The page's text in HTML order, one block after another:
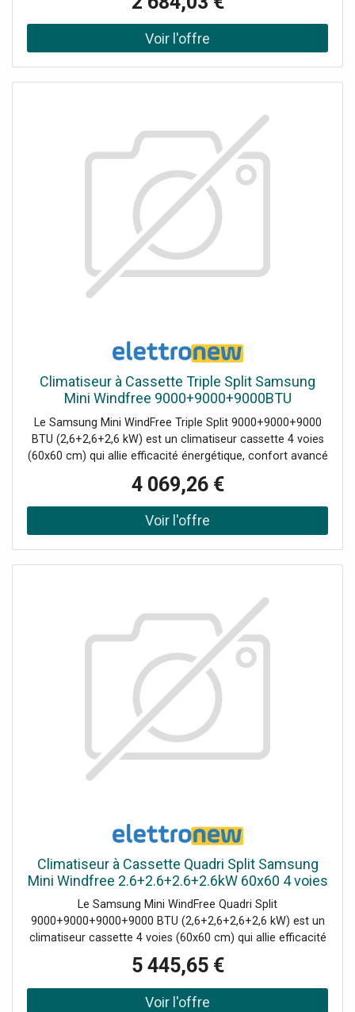
élimine les jets d'air directs gênants, diffusant la fraîcheur
à travers 9000 micro-trous. Idéal pour les bureaux, les
magasins, les hôtels et les habitations, il assure une
climatisation homogène et silencieuse avec une
Panneaux de dimensions réduites 60x60cm PC4SUFMAN
Les commandes compatibles à acheter séparément sont
les suivantes : Commande filaire simplifiée MWR-SH11N
Commande filaire MWR-WG00KN Kit Wi-fi Nasa MIM-
H04EN pour télécommande
Climatiseur à Cassette Triple Split Samsung
Mini Windfree 9000+9000+9000BTU
2,6+2,6+2,6kW 60x60 4 voies
Le Samsung Mini WindFree Triple Split 9000+9000+9000
BTU (2,6+2,6+2,6 kW) est un climatiseur cassette 4 voies
(60x60 cm) qui allie efficacité énergétique, confort avancé
élimine les jets d'air directs gênants, diffusant la fraîcheur
à travers 9000 micro-trous. Idéal pour les bureaux, les
magasins, les hôtels et les habitations, il assure une
climatisation homogène et silencieuse avec une
Panneaux de dimensions réduites 60x60cm PC4SUFMAN
Les commandes compatibles à acheter séparément sont
les suivantes : Commande filaire simplifiée MWR-SH11N
Commande filaire MWR-WG00KN Kit Wi-fi Nasa MIM-
H04EN pour télécommande
4 069,26 €
Climatiseur à Cassette Quadri Split Samsung
Mini Windfree 2.6+2.6+2.6+2.6kW 60x60 4 voies
Le Samsung Mini WindFree Quadri Split
9000+9000+9000+9000 BTU (2,6+2,6+2,6+2,6 kW) est un
climatiseur cassette 4 voies (60x60 cm) qui allie efficacité
énergétique, confort avancé et design compact. Grâce à
la technologie WindFree™, il élimine les jets d'air directs
gênants, diffusant la fraîcheur à travers 9000 micro-trous.
Idéal pour les bureaux, les magasins, les hôtels et les
5 445,65 €